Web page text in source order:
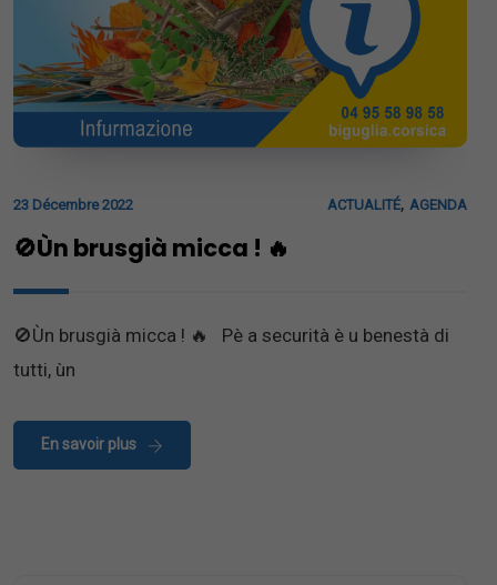
23 Décembre 2022 ACTUALITÉ, AGENDA
🚫Ùn brusgià micca ! 🔥
🚫Ùn brusgià micca ! 🔥 Pè a securità è u benestà di
tutti, ùn
En savoir plus